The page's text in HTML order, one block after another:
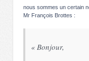
nous sommes un certain
Mr François Brottes :
« Bonjour,